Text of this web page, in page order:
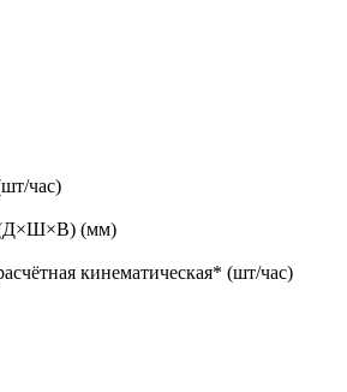
час)
(Д×Ш×В) (мм)
кинематическая* (шт/час)